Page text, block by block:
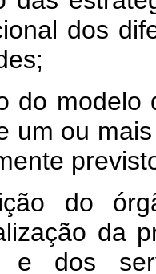
dos
do modelo
um ou
do
da
e dos